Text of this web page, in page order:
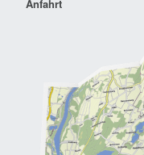
Anfahrt